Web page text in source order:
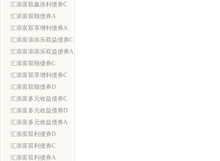
汇添富双鑫添利债券C
汇添富双颐债券A
汇添富双享增利债券A
汇添富添添乐双益债券C
汇添富添添乐双益债券A
汇添富双颐债券C
汇添富双享增利债券C
汇添富双颐债券D
汇添富多元收益债券C
汇添富多元收益债券D
汇添富多元收益债券A
汇添富双利债券D
汇添富双利债券C
汇添富双利债券A